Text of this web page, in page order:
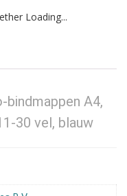
Loading...
bindmappen A4,
30 vel, blauw